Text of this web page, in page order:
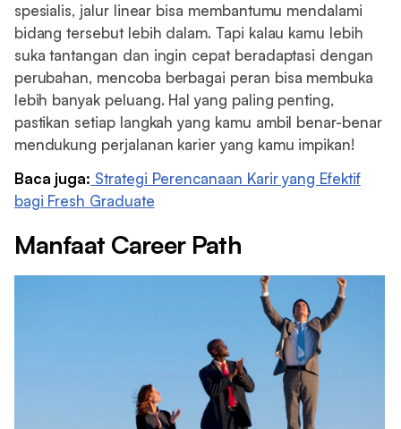
spesialis, jalur linear bisa membantumu mendalami
bidang tersebut lebih dalam. Tapi kalau kamu lebih
suka tantangan dan ingin cepat beradaptasi dengan
perubahan, mencoba berbagai peran bisa membuka
lebih banyak peluang. Hal yang paling penting,
pastikan setiap langkah yang kamu ambil benar-benar
mendukung perjalanan karier yang kamu impikan!
Baca juga: Strategi Perencanaan Karir yang Efektif
bagi Fresh Graduate
Manfaat Career Path